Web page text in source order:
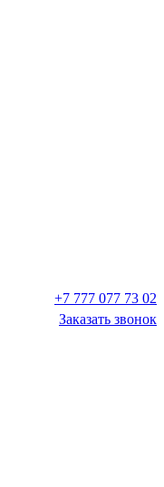
+7 777 077 73 02
Заказать звонок